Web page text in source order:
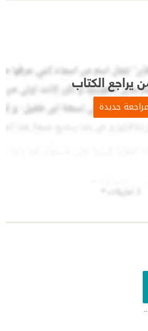
يراجع الكتاب
مراجعة جديدة